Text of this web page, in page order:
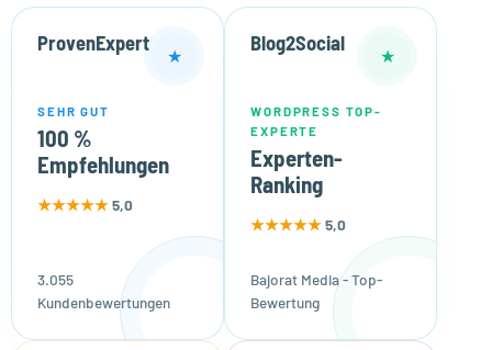
ProvenExpert
★
SEHR GUT
100 %
Empfehlungen
★★★★★5,0
3.055
Kundenbewertungen
Blog2Social
★
WORDPRESS TOP-
EXPERTE
Experten-
Ranking
★★★★★5,0
Bajorat Media - Top-
Bewertung